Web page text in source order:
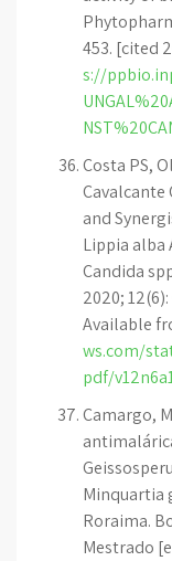
453. [cited
s://
Costa PS,
Cavalcante
and
Lippia alba
Candida
2020;
Available
ws.com/
pdf/
Camargo,
Minquartia
Roraima.
Mestrado